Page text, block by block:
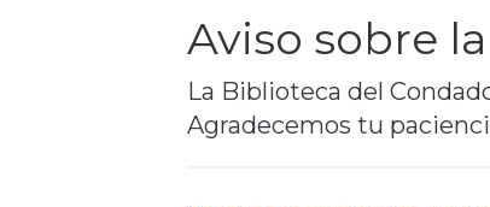
Aviso sobre
La Biblioteca del
Agradecemos tu